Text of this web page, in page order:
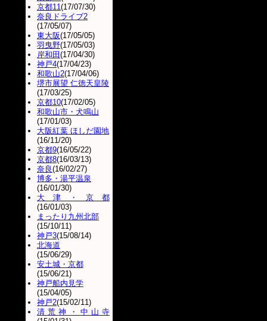
京都11(17/07/30)
奈良ドライブ2
(17/05/07)
東大阪(17/05/05)
羽曳野(17/05/03)
岸和田 (17/04/30)
神戸4(17/04/23)
和歌山2(17/04/06)
堺市展望 仁徳天皇陵
(17/03/25)
京都10(17/02/05)
和歌山市・犬鳴山
(17/01/03)
大阪紅葉 ほしだ園地
(16/11/20)
京都9(16/05/22)
京都8(16/03/13)
奈良(16/02/27)
博多・湯平温泉
(16/01/30)
大津・京都
(16/01/03)
まったり九州北部
(15/10/11)
神戸3(15/08/14)
北海道
(15/06/29)
安土城・京都
(15/06/21)
神戸船内見学
(15/04/05)
神戸2(15/02/11)
清荒神・中山寺